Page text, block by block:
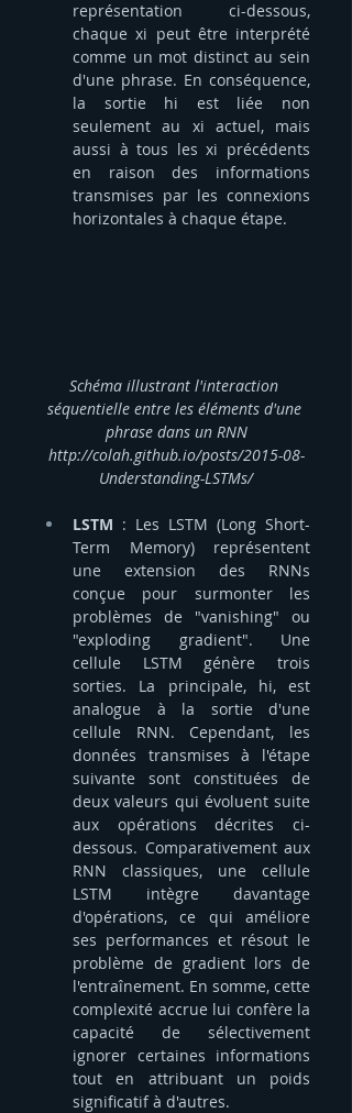
représentation ci-dessous,
chaque xi peut être interprété
comme un mot distinct au sein
d'une phrase. En conséquence,
la sortie hi est liée non
seulement au xi actuel, mais
aussi à tous les xi précédents
en raison des informations
transmises par les connexions
horizontales à chaque étape.
Schéma illustrant l'interaction
séquentielle entre les éléments d'une
phrase dans un RNN
http://colah.github.io/posts/2015-08-
Understanding-LSTMs/
LSTM : Les LSTM (Long Short-
Term Memory) représentent
une extension des RNNs
conçue pour surmonter les
problèmes de "vanishing" ou
"exploding gradient". Une
cellule LSTM génère trois
sorties. La principale, hi, est
analogue à la sortie d'une
cellule RNN. Cependant, les
données transmises à l'étape
suivante sont constituées de
deux valeurs qui évoluent suite
aux opérations décrites ci-
dessous. Comparativement aux
RNN classiques, une cellule
LSTM intègre davantage
d'opérations, ce qui améliore
ses performances et résout le
problème de gradient lors de
l'entraînement. En somme, cette
complexité accrue lui confère la
capacité de sélectivement
ignorer certaines informations
tout en attribuant un poids
significatif à d'autres.